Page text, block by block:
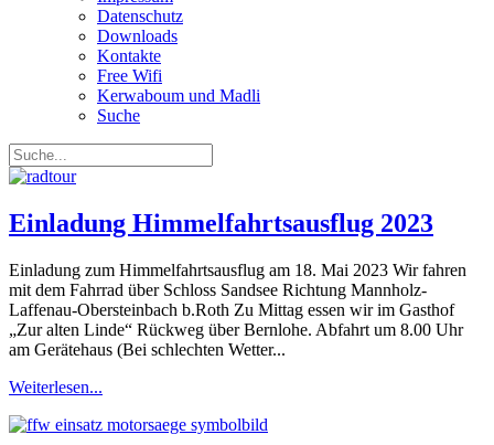
Datenschutz
Downloads
Kontakte
Free Wifi
Kerwaboum und Madli
Suche
Einladung Himmelfahrtsausflug 2023
Einladung zum Himmelfahrtsausflug am 18. Mai 2023 Wir fahren
mit dem Fahrrad über Schloss Sandsee Richtung Mannholz-
Laffenau-Obersteinbach b.Roth Zu Mittag essen wir im Gasthof
„Zur alten Linde“ Rückweg über Bernlohe. Abfahrt um 8.00 Uhr
am Gerätehaus (Bei schlechten Wetter...
Weiterlesen...